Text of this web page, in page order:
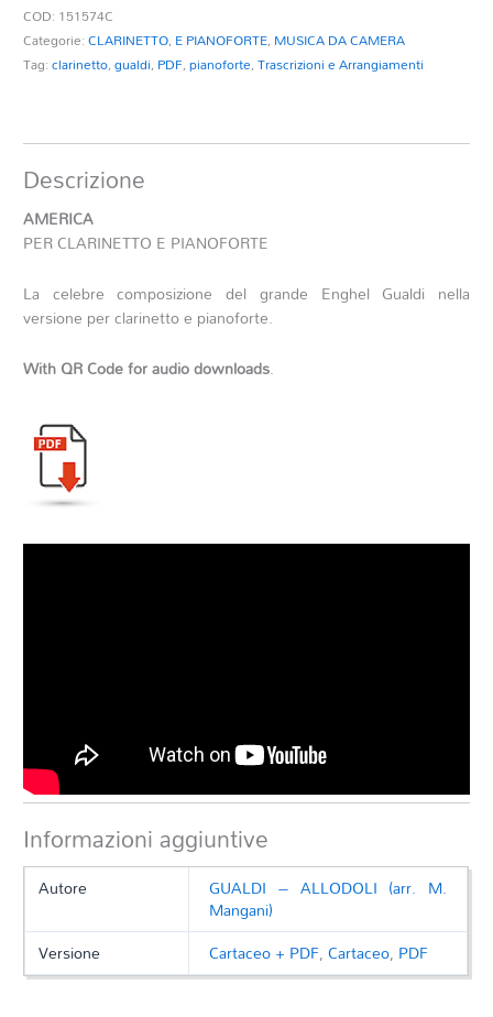
COD: 151574C
Categorie:CLARINETTO, E PIANOFORTE, MUSICA DA CAMERA
Tag:clarinetto,gualdi, PDF,pianoforte,Trascrizioni e Arrangiamenti
Descrizione
AMERICA
PER CLARINETTO E PIANOFORTE
La celebre composizione del grande Enghel Gualdi nella
versione per clarinetto e pianoforte.
With QR Code for audio downloads.
Informazioni aggiuntive
Autore GUALDI – ALLODOLI (arr. M.
Mangani)
Versione
Cartaceo + PDF,Cartaceo, PDF